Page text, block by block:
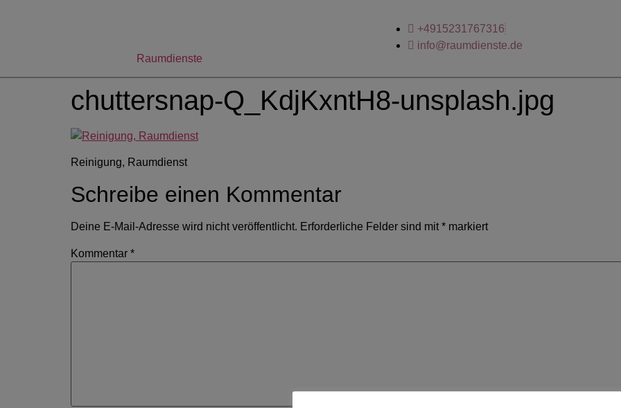
Raumdienste
+4915231767316
info@raumdienste.de
chuttersnap-Q_KdjKxntH8-unsplash.jpg
Reinigung, Raumdienst
Schreibe einen Kommentar
Deine E-Mail-Adresse wird nicht veröffentlicht. Erforderliche Felder sind mit* markiert
Kommentar *